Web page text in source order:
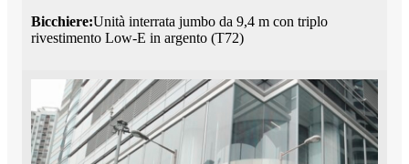
Bicchiere:Unità interrata jumbo da 9,4 m con triplo
rivestimento Low-E in argento (T72)